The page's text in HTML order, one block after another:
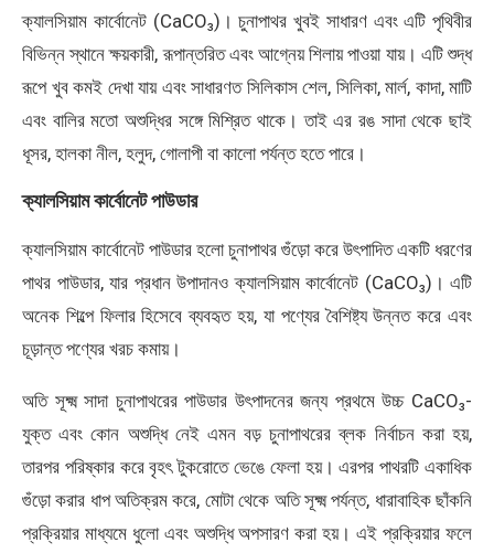
ক্যালসিয়াম কার্বোনেট (CaCO₃)। চুনাপাথর খুবই সাধারণ এবং এটি পৃথিবীর
বিভিন্ন স্থানে ক্ষয়কারী, রূপান্তরিত এবং আগ্নেয় শিলায় পাওয়া যায়। এটি শুদ্ধ
রূপে খুব কমই দেখা যায় এবং সাধারণত সিলিকাস শেল, সিলিকা, মার্ল, কাদা, মাটি
এবং বালির মতো অশুদ্ধির সঙ্গে মিশ্রিত থাকে। তাই এর রঙ সাদা থেকে ছাই
ধূসর, হালকা নীল, হলুদ, গোলাপী বা কালো পর্যন্ত হতে পারে।
ক্যালসিয়াম কার্বোনেট পাউডার
ক্যালসিয়াম কার্বোনেট পাউডার হলো চুনাপাথর গুঁড়ো করে উৎপাদিত একটি ধরণের
পাথর পাউডার, যার প্রধান উপাদানও ক্যালসিয়াম কার্বোনেট (CaCO₃)। এটি
অনেক শিল্পে ফিলার হিসেবে ব্যবহৃত হয়, যা পণ্যের বৈশিষ্ট্য উন্নত করে এবং
চূড়ান্ত পণ্যের খরচ কমায়।
অতি সূক্ষ্ম সাদা চুনাপাথরের পাউডার উৎপাদনের জন্য প্রথমে উচ্চ CaCO₃-
যুক্ত এবং কোন অশুদ্ধি নেই এমন বড় চুনাপাথরের ব্লক নির্বাচন করা হয়,
তারপর পরিষ্কার করে বৃহৎ টুকরোতে ভেঙে ফেলা হয়। এরপর পাথরটি একাধিক
গুঁড়ো করার ধাপ অতিক্রম করে, মোটা থেকে অতি সূক্ষ্ম পর্যন্ত, ধারাবাহিক ছাঁকনি
প্রক্রিয়ার মাধ্যমে ধুলো এবং অশুদ্ধি অপসারণ করা হয়। এই প্রক্রিয়ার ফলে